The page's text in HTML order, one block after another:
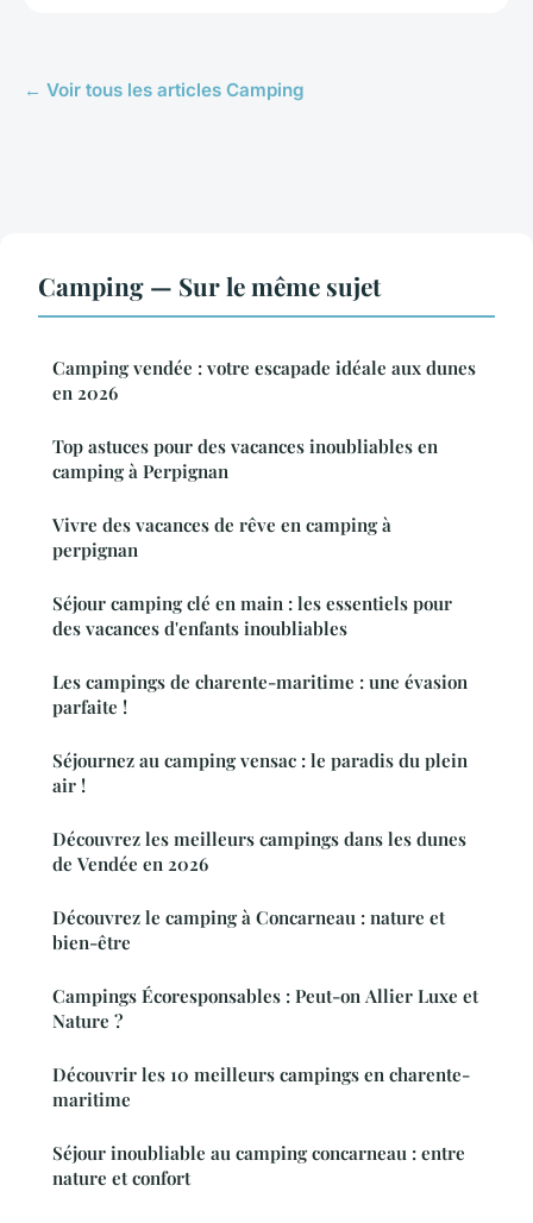
← Voir tous les articles Camping
Camping — Sur le même sujet
Camping vendée : votre escapade idéale aux dunes
en 2026
Top astuces pour des vacances inoubliables en
camping à Perpignan
Vivre des vacances de rêve en camping à
perpignan
Séjour camping clé en main : les essentiels pour
des vacances d'enfants inoubliables
Les campings de charente-maritime : une évasion
parfaite !
Séjournez au camping vensac : le paradis du plein
air !
Découvrez les meilleurs campings dans les dunes
de Vendée en 2026
Découvrez le camping à Concarneau : nature et
bien-être
Campings Écoresponsables : Peut-on Allier Luxe et
Nature ?
Découvrir les 10 meilleurs campings en charente-
maritime
Séjour inoubliable au camping concarneau : entre
nature et confort